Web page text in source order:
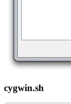
cygwin.sh